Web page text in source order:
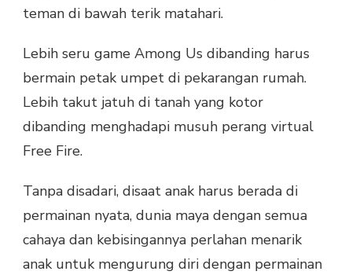
teman di bawah terik matahari.
Lebih seru game Among Us dibanding harus
bermain petak umpet di pekarangan rumah.
Lebih takut jatuh di tanah yang kotor
dibanding menghadapi musuh perang virtual
Free Fire.
Tanpa disadari, disaat anak harus berada di
permainan nyata, dunia maya dengan semua
cahaya dan kebisingannya perlahan menarik
anak untuk mengurung diri dengan permainan